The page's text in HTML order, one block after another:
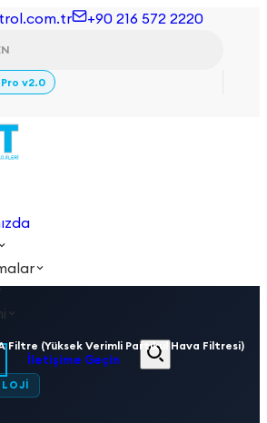
+90 216 572 2220
v2.0
İletişime Geçin
Filtre (Yüksek Verimli Partikül Hava Filtresi)